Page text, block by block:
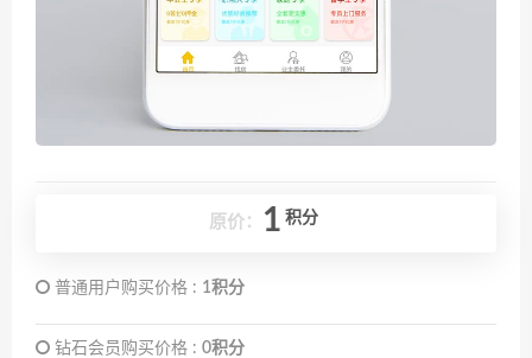
原价： 1 积分
普通用户购买价格 : 1积分
钻石会员购买价格 : 0积分